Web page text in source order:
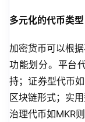
多元化的代币类型
加密货币可以根
功能划分。平台
持；证券型代币
区块链形式；实
治理代币如MKR